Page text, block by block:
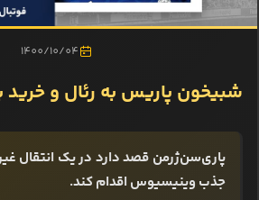
1400/10/04
شبیخون پاریس به رئال و خرید
پاری‌سن‌ژرمن قصد دارد در یک انتقال
جذب وینیسیوس اقدام کند.